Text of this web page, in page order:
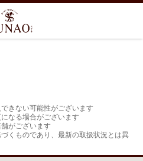
きない可能性がございます
なる場合がございます
がございます
くものであり、最新の取扱状況とは異